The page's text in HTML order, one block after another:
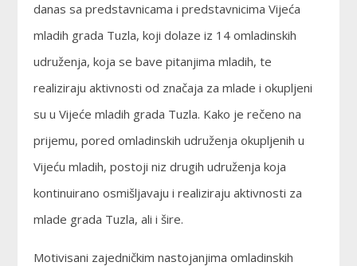
danas sa predstavnicama i predstavnicima Vijeća
mladih grada Tuzla, koji dolaze iz 14 omladinskih
udruženja, koja se bave pitanjima mladih, te
realiziraju aktivnosti od značaja za mlade i okupljeni
su u Vijeće mladih grada Tuzla. Kako je rečeno na
prijemu, pored omladinskih udruženja okupljenih u
Vijeću mladih, postoji niz drugih udruženja koja
kontinuirano osmišljavaju i realiziraju aktivnosti za
mlade grada Tuzla, ali i šire.
Motivisani zajedničkim nastojanjima omladinskih